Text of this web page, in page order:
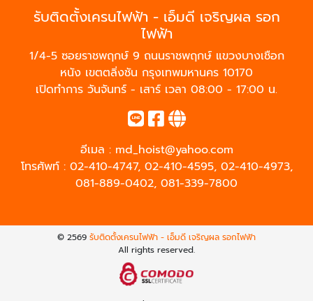
รับติดตั้งเครนไฟฟ้า - เอ็มดี เจริญผล รอก
ไฟฟ้า
1/4-5 ซอยราชพฤกษ์ 9 ถนนราชพฤกษ์ แขวงบางเชือก
หนัง เขตตลิ่งชัน กรุงเทพมหานคร 10170
เปิดทำการ วันจันทร์ - เสาร์ เวลา 08:00 - 17:00 น.
อีเมล : md_hoist@yahoo.com
โทรศัพท์ : 02-410-4747, 02-410-4595, 02-410-4973,
081-889-0402, 081-339-7800
© 2569 รับติดตั้งเครนไฟฟ้า - เอ็มดี เจริญผล รอกไฟฟ้า
All rights reserved.